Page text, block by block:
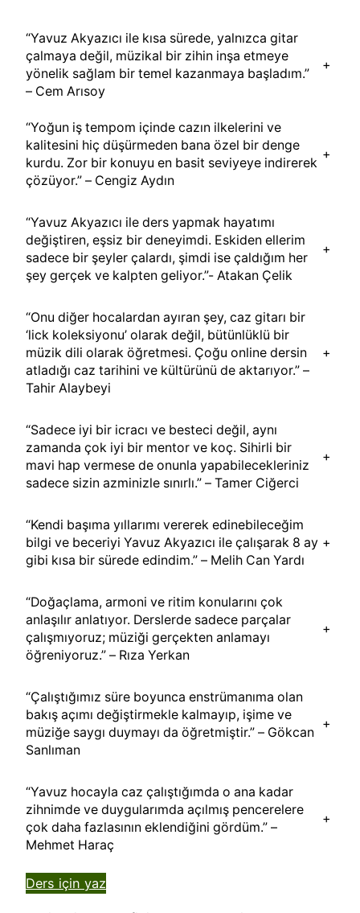
“Yavuz Akyazıcı ile kısa sürede, yalnızca gitar
çalmaya değil, müzikal bir zihin inşa etmeye
yönelik sağlam bir temel kazanmaya başladım.”
– Cem Arısoy
+
“Yoğun iş tempom içinde cazın ilkelerini ve
kalitesini hiç düşürmeden bana özel bir denge
kurdu. Zor bir konuyu en basit seviyeye indirerek
çözüyor.” – Cengiz Aydın
+
“Yavuz Akyazıcı ile ders yapmak hayatımı
değiştiren, eşsiz bir deneyimdi. Eskiden ellerim
sadece bir şeyler çalardı, şimdi ise çaldığım her
şey gerçek ve kalpten geliyor.”- Atakan Çelik
+
“Onu diğer hocalardan ayıran şey, caz gitarı bir
‘lick koleksiyonu’ olarak değil, bütünlüklü bir
müzik dili olarak öğretmesi. Çoğu online dersin
atladığı caz tarihini ve kültürünü de aktarıyor.” –
Tahir Alaybeyi
+
“Sadece iyi bir icracı ve besteci değil, aynı
zamanda çok iyi bir mentor ve koç. Sihirli bir
mavi hap vermese de onunla yapabilecekleriniz
sadece sizin azminizle sınırlı.” – Tamer Ciğerci
+
“Kendi başıma yıllarımı vererek edinebileceğim
bilgi ve beceriyi Yavuz Akyazıcı ile çalışarak 8 ay
gibi kısa bir sürede edindim.” – Melih Can Yardı
+
“Doğaçlama, armoni ve ritim konularını çok
anlaşılır anlatıyor. Derslerde sadece parçalar
çalışmıyoruz; müziği gerçekten anlamayı
öğreniyoruz.” – Rıza Yerkan
+
“Çalıştığımız süre boyunca enstrümanıma olan
bakış açımı değiştirmekle kalmayıp, işime ve
müziğe saygı duymayı da öğretmiştir.” – Gökcan
Sanlıman
+
“Yavuz hocayla caz çalıştığımda o ana kadar
zihnimde ve duygularımda açılmış pencerelere
çok daha fazlasının eklendiğini gördüm.” –
Mehmet Haraç
+
Ders için yaz